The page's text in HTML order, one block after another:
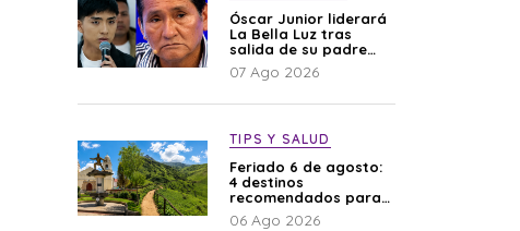
Óscar Junior liderará
La Bella Luz tras
salida de su padre
por polémica con
Naldy Saldaña
07 Ago 2026
TIPS Y SALUD
Feriado 6 de agosto:
4 destinos
recomendados para
disfrutar el descanso
06 Ago 2026